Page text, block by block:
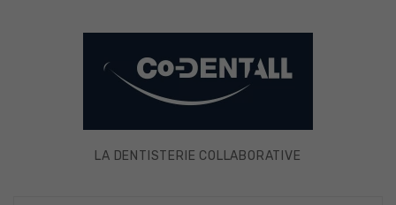
LA DENTISTERIE COLLABORATIVE